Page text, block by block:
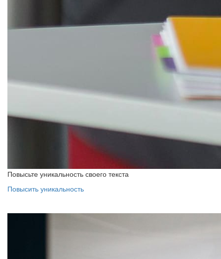
Повысьте уникальность своего текста
Повысить уникальность